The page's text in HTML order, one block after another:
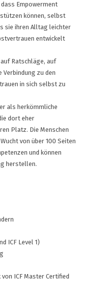
Empowerment
können, selbst
sie ihren Alltag leichter
entwickelt
auf Ratschläge, auf
zu den
in sich selbst zu
als herkömmliche
dort eher
Platz. Die Menschen
von über 100 Seiten
und können
herstellen.
ICF Level 1)
ICF Master Certified